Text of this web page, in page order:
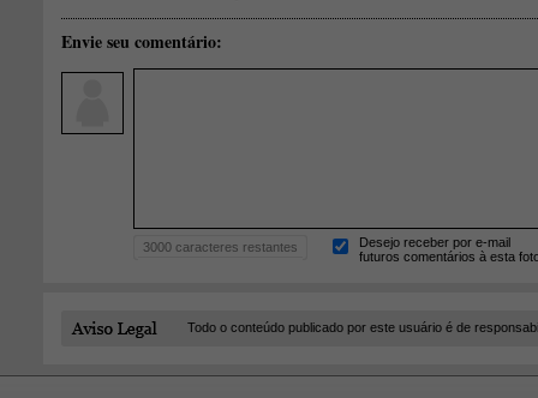
Envie seu comentário:
3000 caracteres restantes
Desejo receber por e-mail
futuros comentários à esta
Todo o conteúdo publicado por este usuário é de